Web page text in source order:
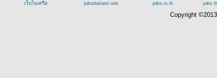
เว็บในเครือ pabxthailand.com pabx.co.th pabx
Copyright ©2013